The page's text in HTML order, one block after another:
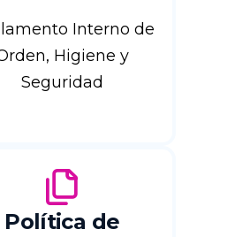
Interno de
Higiene y
Seguridad
Política de